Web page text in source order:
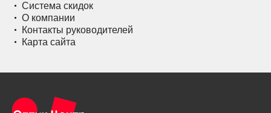
Система скидок
О компании
Контакты руководителей
Карта сайта